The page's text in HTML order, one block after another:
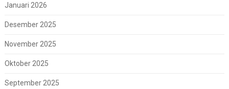
Januari 2026
Desember 2025
November 2025
Oktober 2025
September 2025